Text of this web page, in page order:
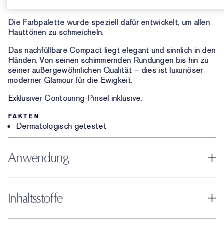
Die Farbpalette wurde speziell dafür entwickelt, um allen
Hauttönen zu schmeicheln.
Das nachfüllbare Compact liegt elegant und sinnlich in den
Händen. Von seinen schimmernden Rundungen bis hin zu
seiner außergewöhnlichen Qualität – dies ist luxuriöser
moderner Glamour für die Ewigkeit.
Exklusiver Contouring-Pinsel inklusive.
FAKTEN
Dermatologisch getestet
Anwendung
Inhaltsstoffe